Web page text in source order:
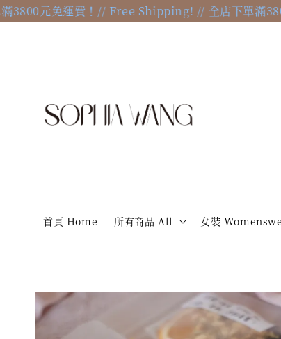
運費！// Free Shipping! // 全店下單滿3800元免運
首頁 Home 所有商品 All 女裝